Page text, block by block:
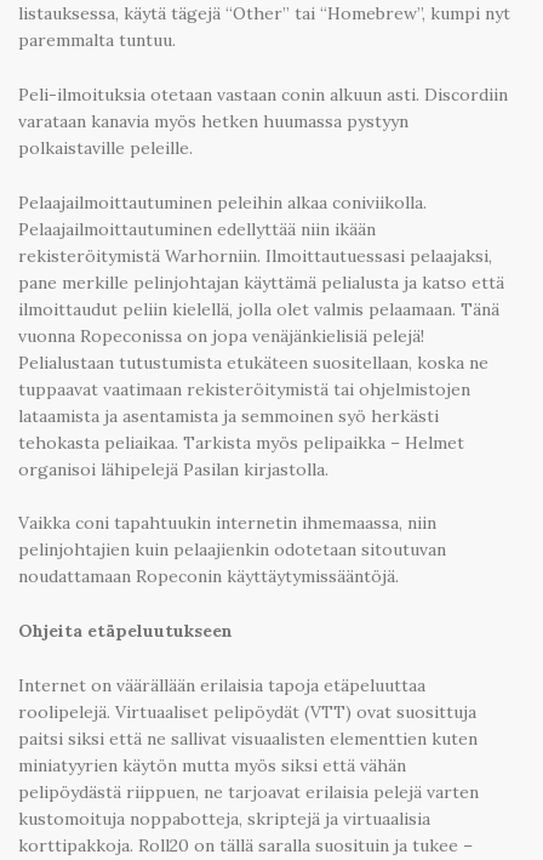
listauksessa, käytä tägejä “Other” tai “Homebrew”, kumpi nyt
paremmalta tuntuu.
Peli-ilmoituksia otetaan vastaan conin alkuun asti. Discordiin
varataan kanavia myös hetken huumassa pystyyn
polkaistaville peleille.
Pelaajailmoittautuminen peleihin alkaa coniviikolla.
Pelaajailmoittautuminen edellyttää niin ikään
rekisteröitymistä Warhorniin. Ilmoittautuessasi pelaajaksi,
pane merkille pelinjohtajan käyttämä pelialusta ja katso että
ilmoittaudut peliin kielellä, jolla olet valmis pelaamaan. Tänä
vuonna Ropeconissa on jopa venäjänkielisiä pelejä!
Pelialustaan tutustumista etukäteen suositellaan, koska ne
tuppaavat vaatimaan rekisteröitymistä tai ohjelmistojen
lataamista ja asentamista ja semmoinen syö herkästi
tehokasta peliaikaa. Tarkista myös pelipaikka – Helmet
organisoi lähipelejä Pasilan kirjastolla.
Vaikka coni tapahtuukin internetin ihmemaassa, niin
pelinjohtajien kuin pelaajienkin odotetaan sitoutuvan
noudattamaan Ropeconin käyttäytymissääntöjä.
Ohjeita etäpeluutukseen
Internet on väärällään erilaisia tapoja etäpeluuttaa
roolipelejä. Virtuaaliset pelipöydät (VTT) ovat suosittuja
paitsi siksi että ne sallivat visuaalisten elementtien kuten
miniatyyrien käytön mutta myös siksi että vähän
pelipöydästä riippuen, ne tarjoavat erilaisia pelejä varten
kustomoituja noppabotteja, skriptejä ja virtuaalisia
korttipakkoja. Roll20 on tällä saralla suosituin ja tukee –